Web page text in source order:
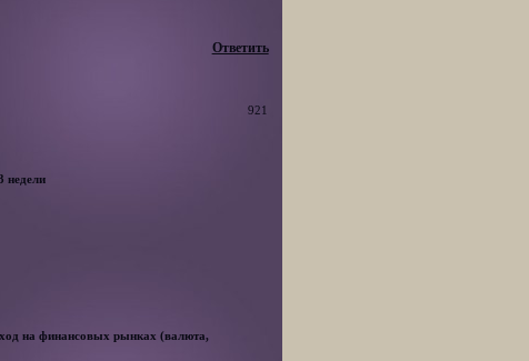
Ответить
921
недели
на финансовых рынках (валюта,